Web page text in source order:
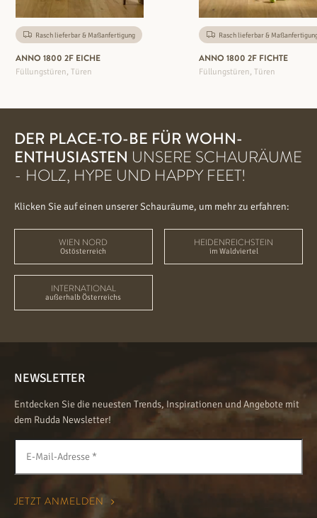
Rasch lieferbar & Maßanfertigung
ANNO 1800 2F EICHE
Füllungstüren, Türen
Rasch lieferbar &
ANNO 1800 2F FICHTE
Füllungstüren, Türen
DER PLACE-TO-BE FÜR WOHN-
ENTHUSIASTEN UNSERE SCHAURÄUME
- HOLZ, HYPE UND HAPPY FEET!
Klicken Sie auf einen unserer Schauräume, um mehr zu erfahren:
WIEN NORD
Ostösterreich
HEIDENREICHSTEIN
im Waldviertel
INTERNATIONAL
außerhalb Österreichs
NEWSLETTER
Entdecken Sie die neuesten Trends, Inspirationen und Angebote mit
dem Rudda Newsletter!